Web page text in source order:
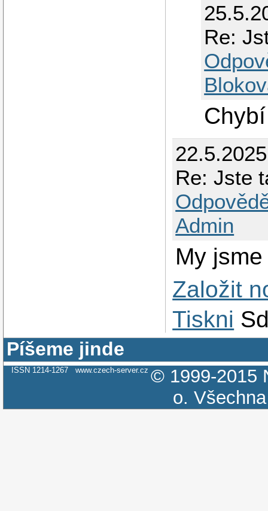
Re:
Re: Jste
Admin
My
Založit
Tiskni
Píšeme jinde
ISSN 1214-1267 www.czech-server.cz © 1999-2015
o.